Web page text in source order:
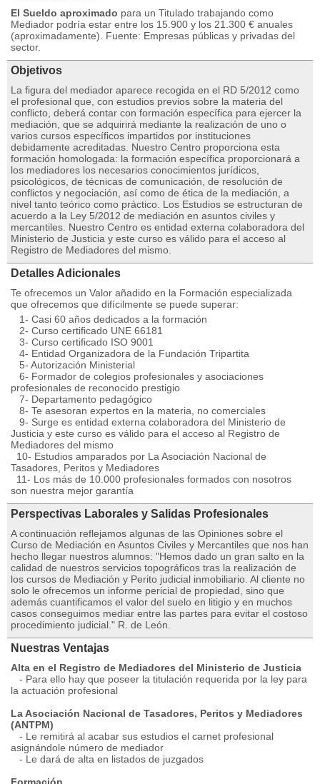
El Sueldo aproximado para un Titulado trabajando como
Mediador podría estar entre los 15.900 y los 21.300 € anuales
(aproximadamente). Fuente: Empresas públicas y privadas del
sector.
Objetivos
La figura del mediador aparece recogida en el RD 5/2012 como
el profesional que, con estudios previos sobre la materia del
conflicto, deberá contar con formación específica para ejercer la
mediación, que se adquirirá mediante la realización de uno o
varios cursos específicos impartidos por instituciones
debidamente acreditadas. Nuestro Centro proporciona esta
formación homologada: la formación específica proporcionará a
los mediadores los necesarios conocimientos jurídicos,
psicológicos, de técnicas de comunicación, de resolución de
conflictos y negociación, así como de ética de la mediación, a
nivel tanto teórico como práctico. Los Estudios se estructuran de
acuerdo a la Ley 5/2012 de mediación en asuntos civiles y
mercantiles. Nuestro Centro es entidad externa colaboradora del
Ministerio de Justicia y este curso es válido para el acceso al
Registro de Mediadores del mismo.
Detalles Adicionales
Te ofrecemos un Valor añadido en la Formación especializada
que ofrecemos que difícilmente se puede superar:
1- Casi 60 años dedicados a la formación
2- Curso certificado UNE 66181
3- Curso certificado ISO 9001
4- Entidad Organizadora de la Fundación Tripartita
5- Autorización Ministerial
6- Formador de colegios profesionales y asociaciones
profesionales de reconocido prestigio
7- Departamento pedagógico
8- Te asesoran expertos en la materia, no comerciales
9- Surge es entidad externa colaboradora del Ministerio de
Justicia y este curso es válido para el acceso al Registro de
Mediadores del mismo
10- Estudios amparados por La Asociación Nacional de
Tasadores, Peritos y Mediadores
11- Los más de 10.000 profesionales formados con nosotros
son nuestra mejor garantía
Perspectivas Laborales y Salidas Profesionales
A continuación reflejamos algunas de las Opiniones sobre el
Curso de Mediación en Asuntos Civiles y Mercantiles que nos han
hecho llegar nuestros alumnos: "Hemos dado un gran salto en la
calidad de nuestros servicios topográficos tras la realización de
los cursos de Mediación y Perito judicial inmobiliario. Al cliente no
solo le ofrecemos un informe pericial de propiedad, sino que
además cuantificamos el valor del suelo en litigio y en muchos
casos conseguimos mediar entre las partes para evitar el costoso
procedimiento judicial." R. de León.
Nuestras Ventajas
Alta en el Registro de Mediadores del Ministerio de Justicia
- Para ello hay que poseer la titulación requerida por la ley para
la actuación profesional
La Asociación Nacional de Tasadores, Peritos y Mediadores
(ANTPM)
- Le remitirá al acabar sus estudios el carnet profesional
asignándole número de mediador
- Le dará de alta en listados de juzgados